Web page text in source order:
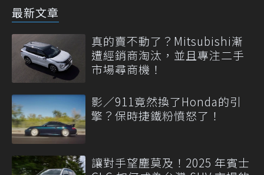
最新文章
真的賣不動了？Mitsubishi漸
遭經銷商淘汰，並且專注二手
市場尋商機！
影／911竟然換了Honda的引
擎？保時捷鐵粉憤怒了！
讓對手望塵莫及！2025 年賓士